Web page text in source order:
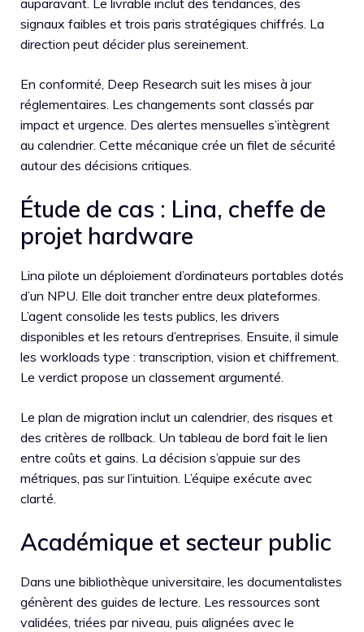
auparavant. Le livrable inclut des tendances, des
signaux faibles et trois paris stratégiques chiffrés. La
direction peut décider plus sereinement.
En conformité, Deep Research suit les mises à jour
réglementaires. Les changements sont classés par
impact et urgence. Des alertes mensuelles s’intègrent
au calendrier. Cette mécanique crée un filet de sécurité
autour des décisions critiques.
Étude de cas : Lina, cheffe de
projet hardware
Lina pilote un déploiement d’ordinateurs portables dotés
d’un NPU. Elle doit trancher entre deux plateformes.
L’agent consolide les tests publics, les drivers
disponibles et les retours d’entreprises. Ensuite, il simule
les workloads type : transcription, vision et chiffrement.
Le verdict propose un classement argumenté.
Le plan de migration inclut un calendrier, des risques et
des critères de rollback. Un tableau de bord fait le lien
entre coûts et gains. La décision s’appuie sur des
métriques, pas sur l’intuition. L’équipe exécute avec
clarté.
Académique et secteur public
Dans une bibliothèque universitaire, les documentalistes
génèrent des guides de lecture. Les ressources sont
validées, triées par niveau, puis alignées avec le